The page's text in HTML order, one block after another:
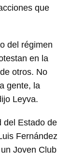
que
del régimen
en la
otros. No
gente, la
Leyva.
del Estado de
Fernández
Joven Club